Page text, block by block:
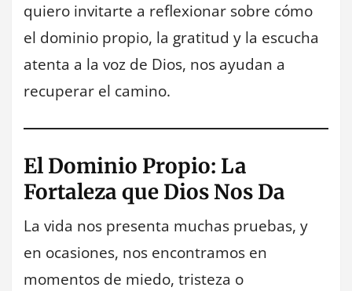
quiero invitarte a reflexionar sobre cómo
el dominio propio, la gratitud y la escucha
atenta a la voz de Dios, nos ayudan a
recuperar el camino.
El Dominio Propio: La
Fortaleza que Dios Nos Da
La vida nos presenta muchas pruebas, y
en ocasiones, nos encontramos en
momentos de miedo, tristeza o